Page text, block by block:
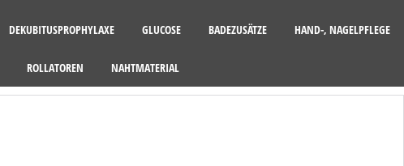
DEKUBITUSPROPHYLAXE GLUCOSE BADEZUSÄTZE HAND-, NAGELPFLEGE
ROLLATOREN NAHTMATERIAL